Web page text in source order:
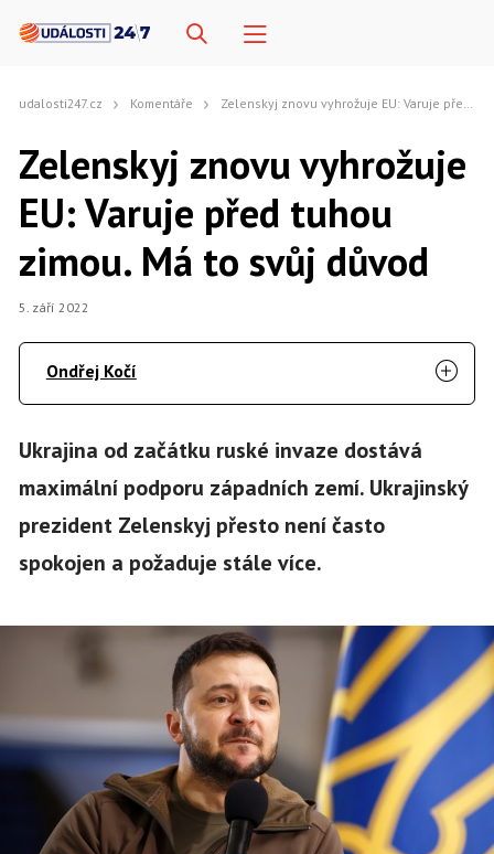
udalosti247.cz Komentáře Zelenskyj znovu vyhrožuje EU: Varuje před tuhou zimou. Má to svůj důvod
Zelenskyj znovu vyhrožuje
EU: Varuje před tuhou
zimou. Má to svůj důvod
5. září 2022
Ondřej Kočí
Ukrajina od začátku ruské invaze dostává
maximální podporu západních zemí. Ukrajinský
prezident Zelenskyj přesto není často
spokojen a požaduje stále více.